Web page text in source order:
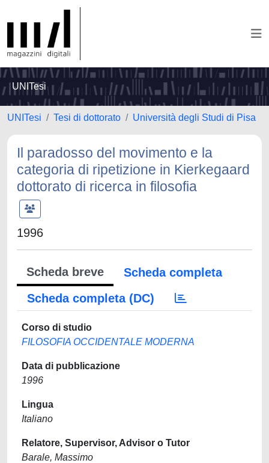
UNITesi
UNITesi Tesi di dottorato Università degli Studi di Pisa
Il paradosso del movimento e la
categoria di ripetizione in Kierkegaard
dottorato di ricerca in filosofia
1996
Scheda breve
Scheda completa
Scheda completa (DC)
Corso di studio
FILOSOFIA OCCIDENTALE MODERNA
Data di pubblicazione
1996
Lingua
Italiano
Relatore, Supervisor, Advisor o Tutor
Barale, Massimo